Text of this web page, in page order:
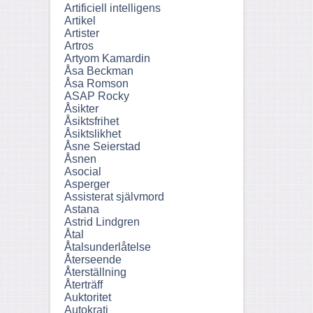
Artificiell intelligens
Artikel
Artister
Artros
Artyom Kamardin
Åsa Beckman
Åsa Romson
ASAP Rocky
Åsikter
Åsiktsfrihet
Åsiktslikhet
Åsne Seierstad
Åsnen
Asocial
Asperger
Assisterat självmord
Astana
Astrid Lindgren
Åtal
Åtalsunderlåtelse
Återseende
Återställning
Återträff
Auktoritet
Autokrati